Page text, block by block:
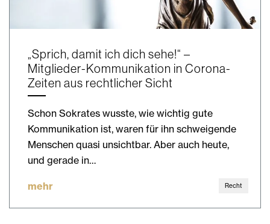
„Sprich, damit ich dich sehe!“ –
Mitglieder-Kommunikation in Corona-
Zeiten aus rechtlicher Sicht
Schon Sokrates wusste, wie wichtig gute
Kommunikation ist, waren für ihn schweigende
Menschen quasi unsichtbar. Aber auch heute,
und gerade in…
mehr Recht